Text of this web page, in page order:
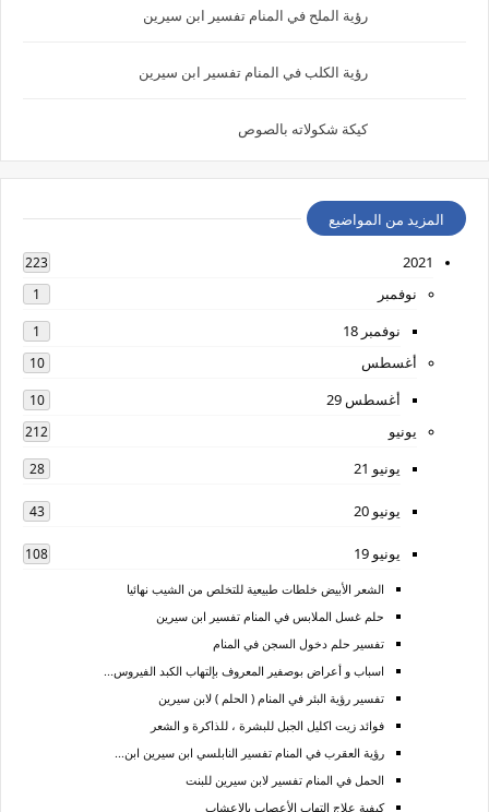
رؤية الملح في المنام تفسير ابن سيرين
رؤية الكلب في المنام تفسير ابن سيرين
كيكة شكولاته بالصوص
المزيد من المواضيع
2021
223
نوفمبر 1
نوفمبر 18 1
أغسطس 10
أغسطس 29 10
يونيو 212
يونيو 21 28
يونيو 20 43
يونيو 19 108
الشعر الأبيض خلطات طبيعية للتخلص من الشيب نهائيا
حلم غسل الملابس في المنام تفسير ابن سيرين
تفسير حلم دخول السجن في المنام
اسباب و أعراض بوصفير المعروف بإلتهاب الكبد الفيروس...
تفسير رؤية البئر في المنام ( الحلم ) لابن سيرين
فوائد زيت اكليل الجبل للبشرة ، للذاكرة و الشعر
رؤية العقرب في المنام تفسير النابلسي ابن سيرين ابن...
الحمل في المنام تفسير لابن سيرين للبنت
كيفية علاج التهاب الأعصاب بالاعشاب